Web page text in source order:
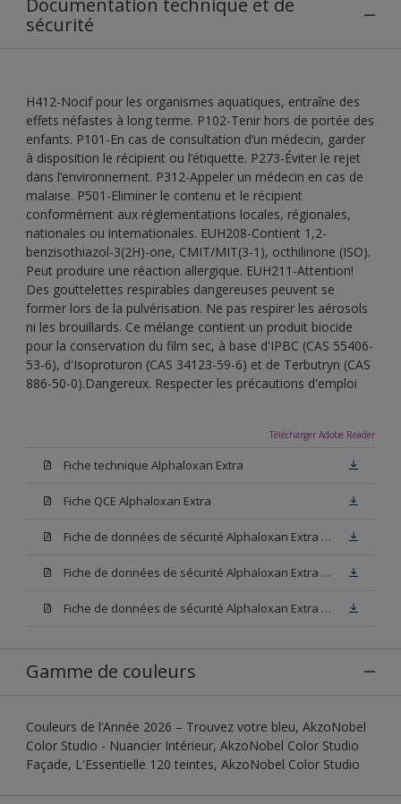
sécurité
H412-Nocif pour les organismes aquatiques, entraîne des
effets néfastes à long terme. P102-Tenir hors de portée des
enfants. P101-En cas de consultation d’un médecin, garder
à disposition le récipient ou l’étiquette. P273-Éviter le rejet
dans l’environnement. P312-Appeler un médecin en cas de
malaise. P501-Eliminer le contenu et le récipient
conformément aux réglementations locales, régionales,
nationales ou internationales. EUH208-Contient 1,2-
benzisothiazol-3(2H)-one, CMIT/MIT(3-1), octhilinone (ISO).
Peut produire une réaction allergique. EUH211-Attention!
Des gouttelettes respirables dangereuses peuvent se
former lors de la pulvérisation. Ne pas respirer les aérosols
ni les brouillards. Ce mélange contient un produit biocide
pour la conservation du film sec, à base d'IPBC (CAS 55406-
53-6), d'Isoproturon (CAS 34123-59-6) et de Terbutryn (CAS
886-50-0).Dangereux. Respecter les précautions d'emploi
Télécharger Adobe Reader
Fiche technique Alphaloxan Extra
Fiche QCE Alphaloxan Extra
Fiche de données de sécurité Alphaloxan Extra Base W05
Fiche de données de sécurité Alphaloxan Extra Base N00
Fiche de données de sécurité Alphaloxan Extra Base M15
Gamme de couleurs
Couleurs de l’Année 2026 – Trouvez votre bleu, AkzoNobel
Color Studio - Nuancier Intérieur, AkzoNobel Color Studio
Façade, L'Essentielle 120 teintes, AkzoNobel Color Studio